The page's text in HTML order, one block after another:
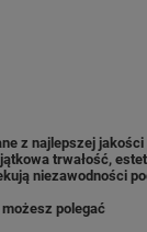
z najlepszej
trwałość,
niezawodności
polegać